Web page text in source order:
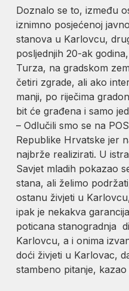
Doznalo se to, između
iznimno posjećenoj
stanova u Karlovcu,
posljednjih 20-ak
Turza, na gradskom
četiri zgrade, ali ako
manji, po riječima
bit će građena i samo
– Odlučili smo se na
Republike Hrvatske jer
najbrže realizirati. U
Savjet mladih pokazao
stana, ali želimo
ostanu živjeti u
ipak je nekakva
poticana stanogradnja
Karlovcu, a i onima
doći živjeti u Karlovac,
stambeno pitanje,